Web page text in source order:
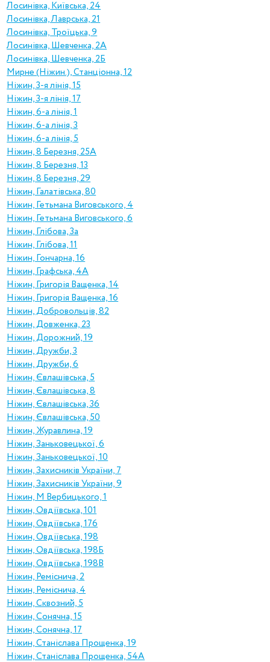
Лосинівка, Київська, 24
Лосинівка, Лаврська, 21
Лосинівка, Троїцька, 9
Лосинівка, Шевченка, 2А
Лосинівка, Шевченка, 2Б
Мирне (Ніжин.), Станціонна, 12
Ніжин, 3-я лінія, 15
Ніжин, 3-я лінія, 17
Ніжин, 6-а лінія, 1
Ніжин, 6-а лінія, 3
Ніжин, 6-а лінія, 5
Ніжин, 8 Березня, 25А
Ніжин, 8 Березня, 13
Ніжин, 8 Березня, 29
Ніжин, Галатівська, 80
Ніжин, Гетьмана Виговського, 4
Ніжин, Гетьмана Виговського, 6
Ніжин, Глібова, 3а
Ніжин, Глібова, 11
Ніжин, Гончарна, 16
Ніжин, Графська, 4А
Ніжин, Григорія Ващенка, 14
Ніжин, Григорія Ващенка, 16
Ніжин, Добровольців, 82
Ніжин, Довженка, 23
Ніжин, Дорожний, 19
Ніжин, Дружби, 3
Ніжин, Дружби, 6
Ніжин, Євлашівська, 5
Ніжин, Євлашівська, 8
Ніжин, Євлашівська, 36
Ніжин, Євлашівська, 50
Ніжин, Журавлина, 19
Ніжин, Заньковецької, 6
Ніжин, Заньковецької, 10
Ніжин, Захисників України, 7
Ніжин, Захисників України, 9
Ніжин, М Вербицького, 1
Ніжин, Овдіївська, 101
Ніжин, Овдіївська, 176
Ніжин, Овдіївська, 198
Ніжин, Овдіївська, 198Б
Ніжин, Овдіївська, 198В
Ніжин, Реміснича, 2
Ніжин, Реміснича, 4
Ніжин, Сквозний, 5
Ніжин, Сонячна, 15
Ніжин, Сонячна, 17
Ніжин, Станіслава Прощенка, 19
Ніжин, Станіслава Прощенка, 54А